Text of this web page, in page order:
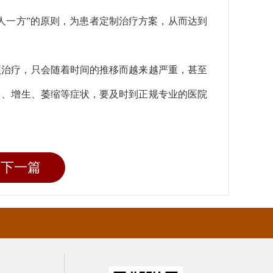
方”的原则，为患者定制治疗方案，从而达到
疗，只会随着时间的推移而越来越严重，甚至
增生、萎缩等症状，要及时到正规专业的医院
下一篇